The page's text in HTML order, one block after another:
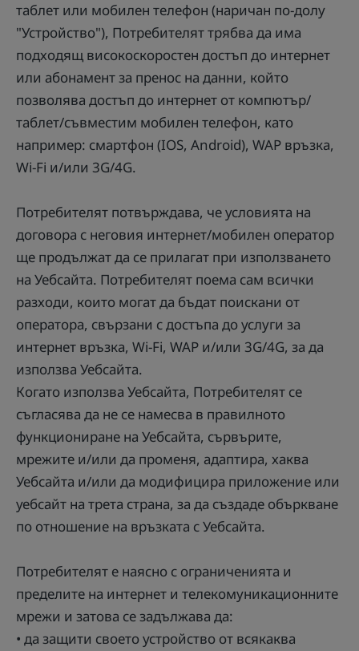
таблет или мобилен телефон (наричан по-долу
"Устройство"), Потребителят трябва да има
подходящ високоскоростен достъп до интернет
или абонамент за пренос на данни, който
позволява достъп до интернет от компютър/
таблет/съвместим мобилен телефон, като
например: смартфон (IOS, Android), WAP връзка,
Wi-Fi и/или 3G/4G.
Потребителят потвърждава, че условията на
договора с неговия интернет/мобилен оператор
ще продължат да се прилагат при използването
на Уебсайта. Потребителят поема сам всички
разходи, които могат да бъдат поискани от
оператора, свързани с достъпа до услуги за
интернет връзка, Wi-Fi, WAP и/или 3G/4G, за да
използва Уебсайта.
Когато използва Уебсайта, Потребителят се
съгласява да не се намесва в правилното
функциониране на Уебсайта, сървърите,
мрежите и/или да променя, адаптира, хаква
Уебсайта и/или да модифицира приложение или
уебсайт на трета страна, за да създаде объркване
по отношение на връзката с Уебсайта.
Потребителят е наясно с ограниченията и
пределите на интернет и телекомуникационните
мрежи и затова се задължава да:
• да защити своето устройство от всякаква